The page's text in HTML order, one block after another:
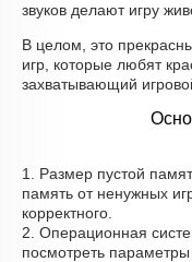
звуков делают игру
В целом, это
игр, которые любят
захватывающий
1. Размер пустой
память от ненужных
корректного.
2. Операционная
посмотреть